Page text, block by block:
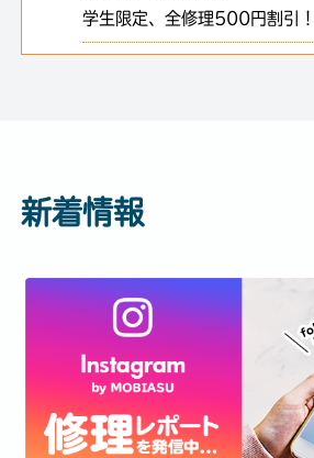
学生限定、全修理500円割引
新着情報